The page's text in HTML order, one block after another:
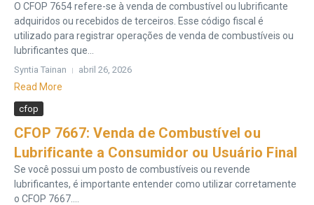
O CFOP 7654 refere-se à venda de combustível ou lubrificante
adquiridos ou recebidos de terceiros. Esse código fiscal é
utilizado para registrar operações de venda de combustíveis ou
lubrificantes que...
Syntia Tainan abril 26, 2026
Read More
cfop
CFOP 7667: Venda de Combustível ou
Lubrificante a Consumidor ou Usuário Final
Se você possui um posto de combustíveis ou revende
lubrificantes, é importante entender como utilizar corretamente
o CFOP 7667....